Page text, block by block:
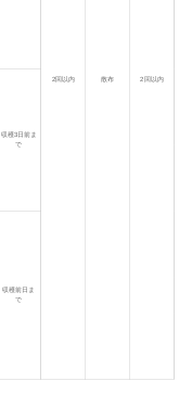
2回以内 散布 2回以内
収穫3日前ま
で
収穫前日ま
で